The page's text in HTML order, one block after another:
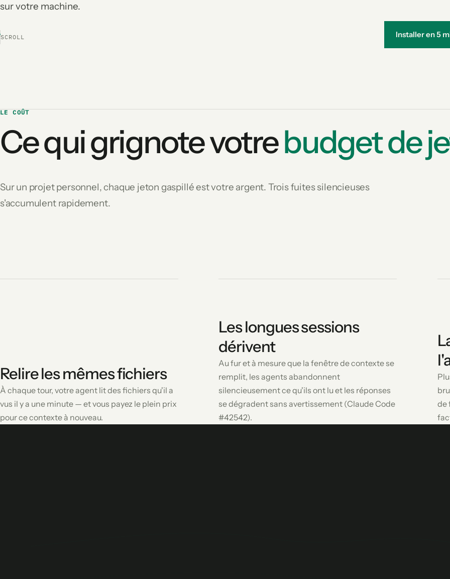
sur votre machine.
SCROLL Installer en 5
LE COÛT
Ce qui grignote votrebudget de
Sur un projet personnel, chaque jeton gaspillé est votre argent. Trois fuites silencieuses
s'accumulent rapidement.
Relire les mêmes fichiers
À chaque tour, votre agent lit des fichiers qu'il a
vus il y a une minute — et vous payez le plein prix
pour ce contexte à nouveau.
Les longues sessions
dérivent
Au fur et à mesure que la fenêtre de contexte se
remplit, les agents abandonnent
silencieusement ce qu'ils ont lu et les réponses
se dégradent sans avertissement (Claude Code
#42542).
de